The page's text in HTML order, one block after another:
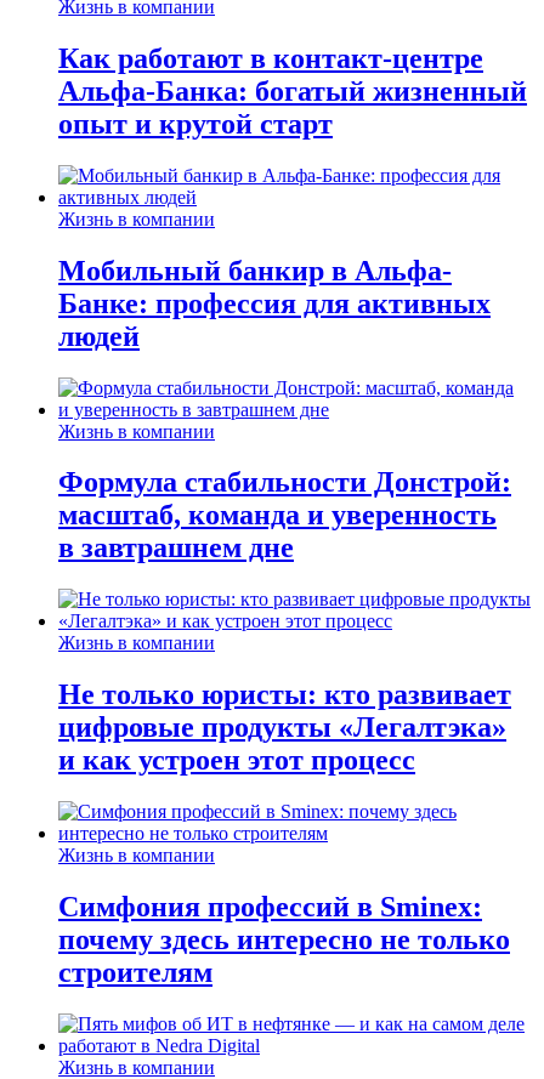
Жизнь в компании
Как работают в контакт-центре
Альфа-Банка: богатый жизненный
опыт и крутой старт
Жизнь в компании
Мобильный банкир в Альфа-
Банке: профессия для активных
людей
Жизнь в компании
Формула стабильности Донстрой:
масштаб, команда и уверенность
в завтрашнем дне
Жизнь в компании
Не только юристы: кто развивает
цифровые продукты «Легалтэка»
и как устроен этот процесс
Жизнь в компании
Симфония профессий в Sminex:
почему здесь интересно не только
строителям
Жизнь в компании